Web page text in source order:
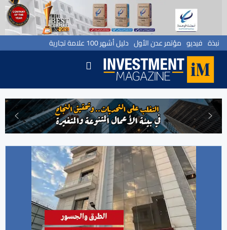
نبذة فيديو مؤتمر عدن الأول دليل أشهر 100 علامة تجارية